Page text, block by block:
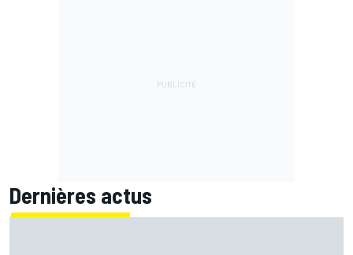
Dernières actus